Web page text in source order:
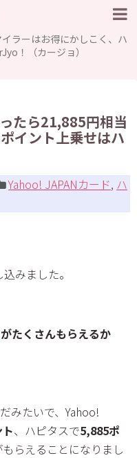
ラーはお得にかしこく、ハ
！（カージョ）
たら21,885円相当
イント上乗せはハ
Yahoo! JAPANカード, ハ
みました。
たくさんもらえるか
みたいで、Yahoo!
、ハピタスで5,885ポ
もらえることになりまし